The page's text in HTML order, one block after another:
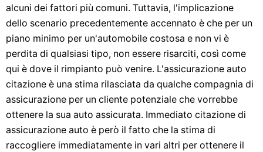
alcuni dei fattori più comuni. Tuttavia, l'implicazione
dello scenario precedentemente accennato è che per un
piano minimo per un'automobile costosa e non vi è
perdita di qualsiasi tipo, non essere risarciti, così come
qui è dove il rimpianto può venire. L'assicurazione auto
citazione è una stima rilasciata da qualche compagnia di
assicurazione per un cliente potenziale che vorrebbe
ottenere la sua auto assicurata. Immediato citazione di
assicurazione auto è però il fatto che la stima di
raccogliere immediatamente in vari altri per ottenere il